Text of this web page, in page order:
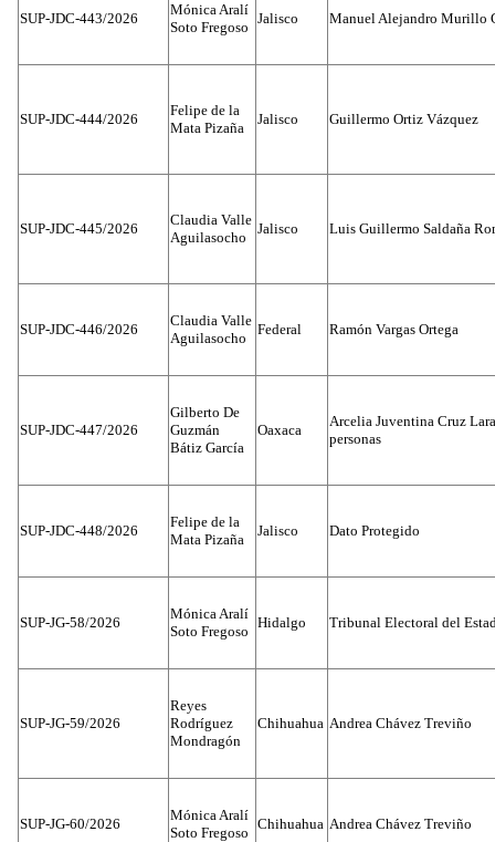
SUP-JDC-443/2026
Mónica Aralí
Soto Fregoso
Jalisco Manuel Alejandro Murillo
SUP-JDC-444/2026
Felipe de la
Mata Pizaña
Jalisco Guillermo Ortiz Vázquez
SUP-JDC-445/2026
Claudia Valle
Aguilasocho
Jalisco Luis Guillermo Saldaña
SUP-JDC-446/2026
Claudia Valle
Aguilasocho
Federal Ramón Vargas Ortega
SUP-JDC-447/2026
Gilberto De
Guzmán
Bátiz García
Oaxaca
Arcelia Juventina Cruz
personas
SUP-JDC-448/2026
Felipe de la
Mata Pizaña
Jalisco Dato Protegido
SUP-JG-58/2026
Mónica Aralí
Soto Fregoso
Hidalgo Tribunal Electoral del
SUP-JG-59/2026
Reyes
Rodríguez
Mondragón
Chihuahua Andrea Chávez Treviño
SUP-JG-60/2026
Mónica Aralí
Soto Fregoso
Chihuahua Andrea Chávez Treviño